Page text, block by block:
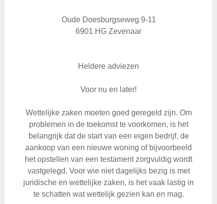
Oude Doesburgseweg 9-11
6901 HG Zevenaar
Heldere adviezen
Voor nu en later!
Wettelijke zaken moeten goed geregeld zijn. Om
problemen in de toekomst te voorkomen, is het
belangrijk dat de start van een eigen bedrijf, de
aankoop van een nieuwe woning of bijvoorbeeld
het opstellen van een testament zorgvuldig wordt
vastgelegd. Voor wie niet dagelijks bezig is met
juridische en wettelijke zaken, is het vaak lastig in
te schatten wat wettelijk gezien kan en mag.